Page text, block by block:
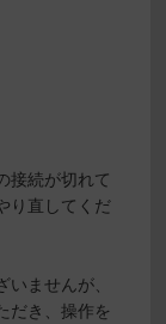
接続が切れて
り直してくだ
ませんが、
だき、操作を